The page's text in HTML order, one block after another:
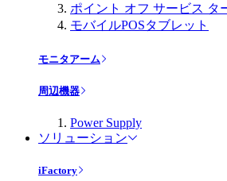
ポイント オフ サービス タ
モバイルPOSタブレット
モニタアーム
周辺機器
Power Supply
ソリューション
iFactory